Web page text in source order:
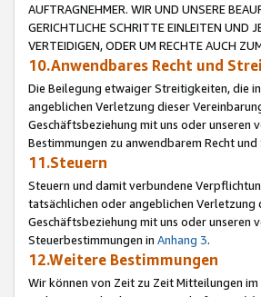
AUFTRAGNEHMER. WIR UND UNSERE
GERICHTLICHE SCHRITTE EINLEITEN UND
VERTEIDIGEN, ODER UM RECHTE AUCH
10.Anwendbares Recht und
Die Beilegung etwaiger Streitigkeiten, die
angeblichen Verletzung dieser
Geschäftsbeziehung mit uns oder unseren
Bestimmungen zu anwendbarem Recht
11.Steuern
Steuern und damit verbundene
tatsächlichen oder angeblichen
Geschäftsbeziehung mit uns oder unseren
Steuerbestimmungen in Anhang 3.
12.Weitere Bestimmungen
Wir können von Zeit zu Zeit Mitteilungen